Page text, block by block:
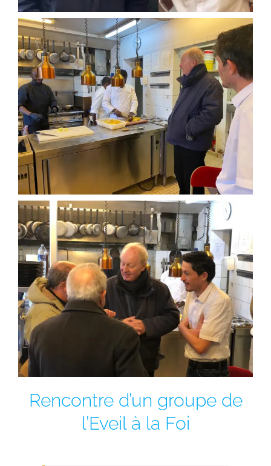
Rencontre d’un groupe de
l’Eveil à la Foi